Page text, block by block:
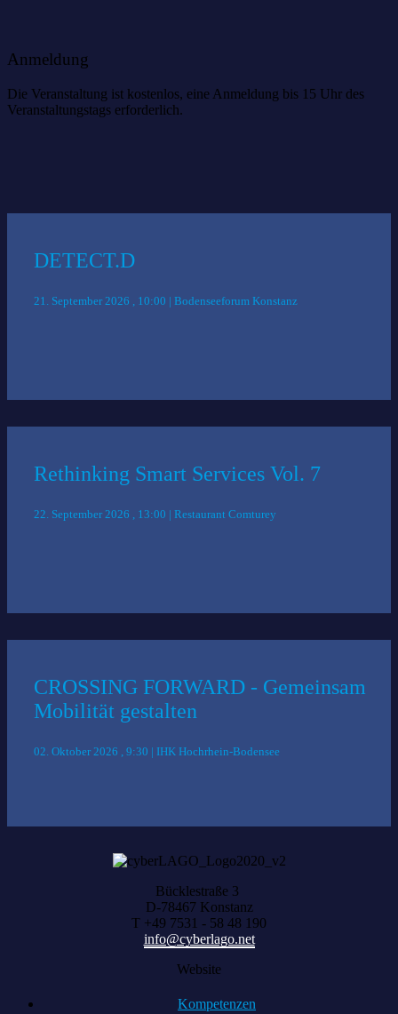
Anmeldung
Die Veranstaltung ist kostenlos, eine Anmeldung bis 15 Uhr des
Veranstaltungstags erforderlich.
DETECT.D
21. September 2026 , 10:00 | Bodenseeforum Konstanz
Rethinking Smart Services Vol. 7
22. September 2026 , 13:00 | Restaurant Comturey
CROSSING FORWARD - Gemeinsam
Mobilität gestalten
02. Oktober 2026 , 9:30 | IHK Hochrhein-Bodensee
Bücklestraße 3
D-78467 Konstanz
T +49 7531 - 58 48 190
info@cyberlago.net
Website
Kompetenzen